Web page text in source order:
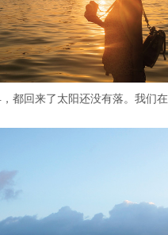
都回来了太阳还没有落。我们